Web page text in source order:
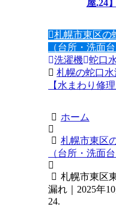
屋.24
札幌市東区の
（台所・洗面
洗濯機 蛇口
札幌の蛇口
【水まわり修理
ホーム
札幌市東区
（台所・洗面
札幌市東区
漏れ｜2025年
24.